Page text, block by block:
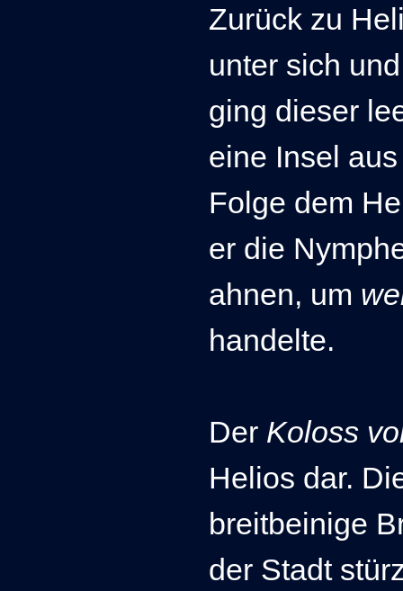
Zurück zu
unter sich
ging dieser
eine Insel
Folge dem
er die
ahnen, um
handelte.
Der Koloss
Helios dar.
breitbeinige
der Stadt